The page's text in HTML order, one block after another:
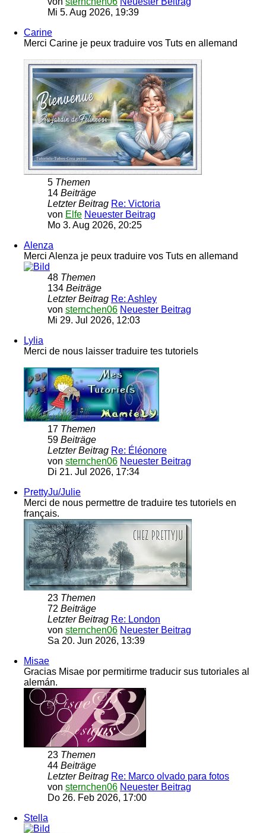
Mi 5. Aug 2026, 19:39
Carine
Merci Carine je peux traduire vos Tuts en allemand
5 Themen
14 Beiträge
Letzter Beitrag Re: Victoria
von Elfe Neuester Beitrag
Mo 3. Aug 2026, 20:25
Alenza
Merci Alenza je peux traduire vos Tuts en allemand
48 Themen
134 Beiträge
Letzter Beitrag Re: Ashley
von sternchen06 Neuester Beitrag
Mi 29. Jul 2026, 12:03
Lylia
Merci de nous laisser traduire tes tutoriels
17 Themen
59 Beiträge
Letzter Beitrag Re: Éléonore
von sternchen06 Neuester Beitrag
Di 21. Jul 2026, 17:34
PrettyJu/Julie
Merci de nous permettre de traduire tes tutoriels en
français.
23 Themen
72 Beiträge
Letzter Beitrag Re: London
von sternchen06 Neuester Beitrag
Sa 20. Jun 2026, 13:39
Misae
Gracias Misae por permitirme traducir sus tutoriales al
alemán.
23 Themen
44 Beiträge
Letzter Beitrag Re: Marco olvado para fotos
von sternchen06 Neuester Beitrag
Do 26. Feb 2026, 17:00
Stella